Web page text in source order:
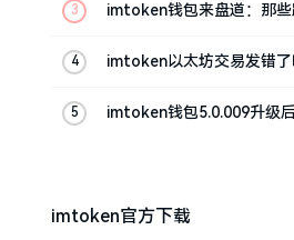
imtoken钱包来盘道：那
imtoken以太坊交易发错
imtoken钱包5.0.009升级
imtoken官方下载